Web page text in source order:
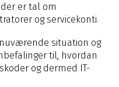
er tal om
og servicekonti.
situation og
til, hvordan
og dermed IT-